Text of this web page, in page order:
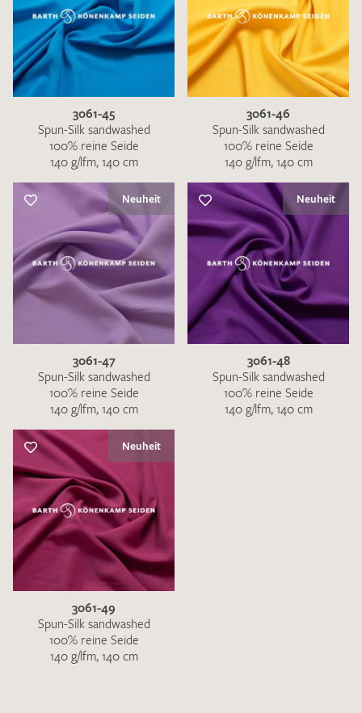
3061-45
Spun-Silk sandwashed
100% reine Seide
140 g/lfm, 140 cm
3061-46
Spun-Silk sandwashed
100% reine Seide
140 g/lfm, 140 cm
Neuheit
3061-47
Spun-Silk sandwashed
100% reine Seide
140 g/lfm, 140 cm
Neuheit
3061-48
Spun-Silk sandwashed
100% reine Seide
140 g/lfm, 140 cm
Neuheit
3061-49
Spun-Silk sandwashed
100% reine Seide
140 g/lfm, 140 cm